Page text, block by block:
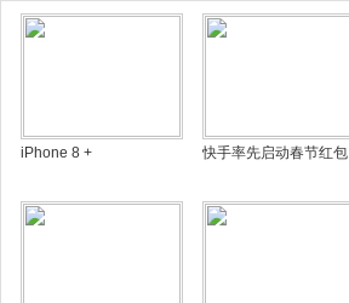
iPhone 8 + 快手率先启动春节红包